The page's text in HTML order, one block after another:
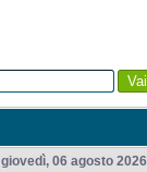
Vai
giovedì, 06 agosto 2026